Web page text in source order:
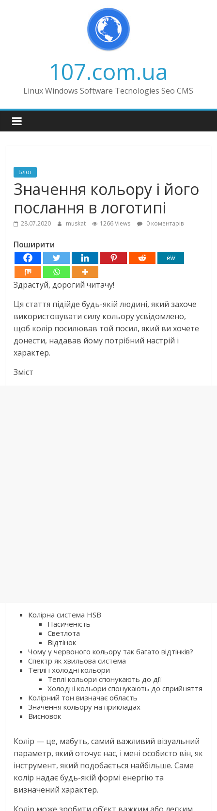
107.com.ua
Linux Windows Software Tecnologies Seo CMS
Блог
Значення кольору і його
послання в логотипі
28.07.2020 muskat 1266 Views 0 коментарів
Поширити
Здрастуй, дорогий читачу!
Ця стаття підійде будь-якій людині, який захоче
використовувати силу кольору усвідомлено,
щоб колір посилював той посил, який ви хочете
донести, надавав йому потрібний настрій і
характер.
Зміст
Колірна система HSB
Насиченість
Светлота
Відтінок
Чому у червоного кольору так багато відтінків?
Спектр як хвильова система
Теплі і холодні кольори
Теплі кольори спонукають до дії
Холодні кольори спонукають до сприйняття
Колірний тон визначає область
Значення кольору на прикладах
Висновок
Колір — це, мабуть, самий важливий візуальний
параметр, який оточує нас, і мені особисто він, як
інструмент, який подобається найбільше. Саме
колір надає будь-якій формі енергію та
визначений характер.